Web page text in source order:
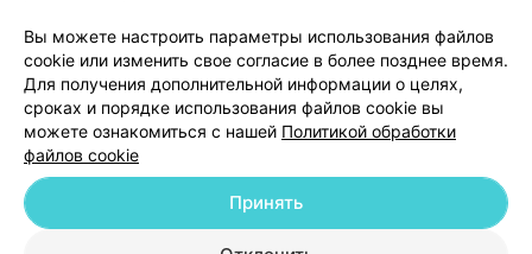
Обработка персональных данных
© 2026 ООО «Артокс Лаб», УНП 191700409
| 220012, Республика Беларусь,
Вы можете настроить параметры использования файлов
cookie или изменить свое согласие в более позднее время.
Для получения дополнительной информации о целях,
сроках и порядке использования файлов cookie вы
можете ознакомиться с нашей Политикой обработки
файлов cookie
Принять